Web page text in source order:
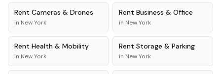
Rent Cameras & Drones
in New York
Rent Business & Office
in New York
Rent Health & Mobility
in New York
Rent Storage & Parking
in New York